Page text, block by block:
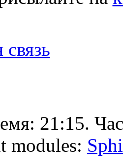
21:15.
modules: